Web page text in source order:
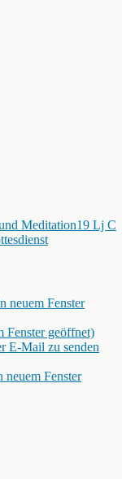
Meditation19 Lj C
neuem Fenster
Fenster geöffnet)
E-Mail zu senden
Fenster